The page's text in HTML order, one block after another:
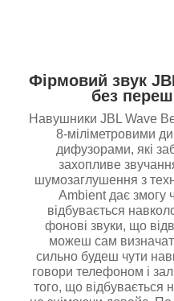
Фірмовий звук
без
Навушники JBL Wave
8-міліметровими
дифузорами, які
захопливе
шумозаглушення з
Ambient дає змогу
відбувається
фонові звуки, що
можеш сам
сильно будеш чути
говори телефоном і
того, що відбувається